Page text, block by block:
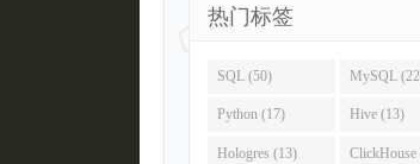
热门标签
SQL (50) MySQL
Python (17) Hive (13)
Hologres (13) ClickHouse